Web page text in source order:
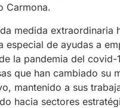
Carmona.
medida extraordinaria
especial de ayudas a
la pandemia del covid-
que han cambiado su
mantenido a sus
hacia sectores